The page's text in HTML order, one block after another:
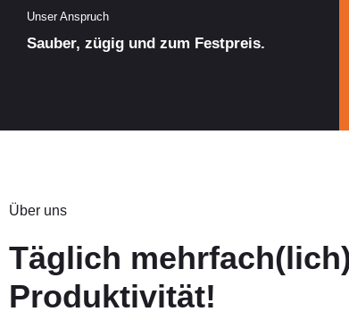
Unser Anspruch
Sauber, zügig und zum Festpreis.
Über uns
Täglich
Produktivität!